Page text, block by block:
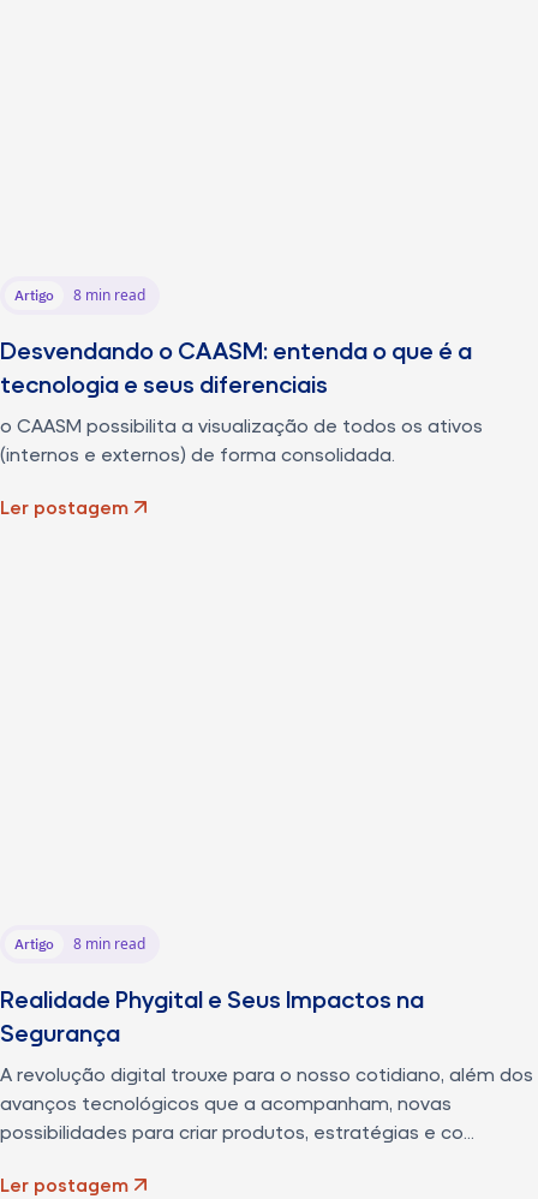
Artigo 8 min read
Desvendando o CAASM: entenda o que é a
tecnologia e seus diferenciais
o CAASM possibilita a visualização de todos os ativos
(internos e externos) de forma consolidada.
Ler postagem
Artigo 8 min read
Realidade Phygital e Seus Impactos na
Segurança
A revolução digital trouxe para o nosso cotidiano, além dos
avanços tecnológicos que a acompanham, novas
possibilidades para criar produtos, estratégias e co...
Ler postagem